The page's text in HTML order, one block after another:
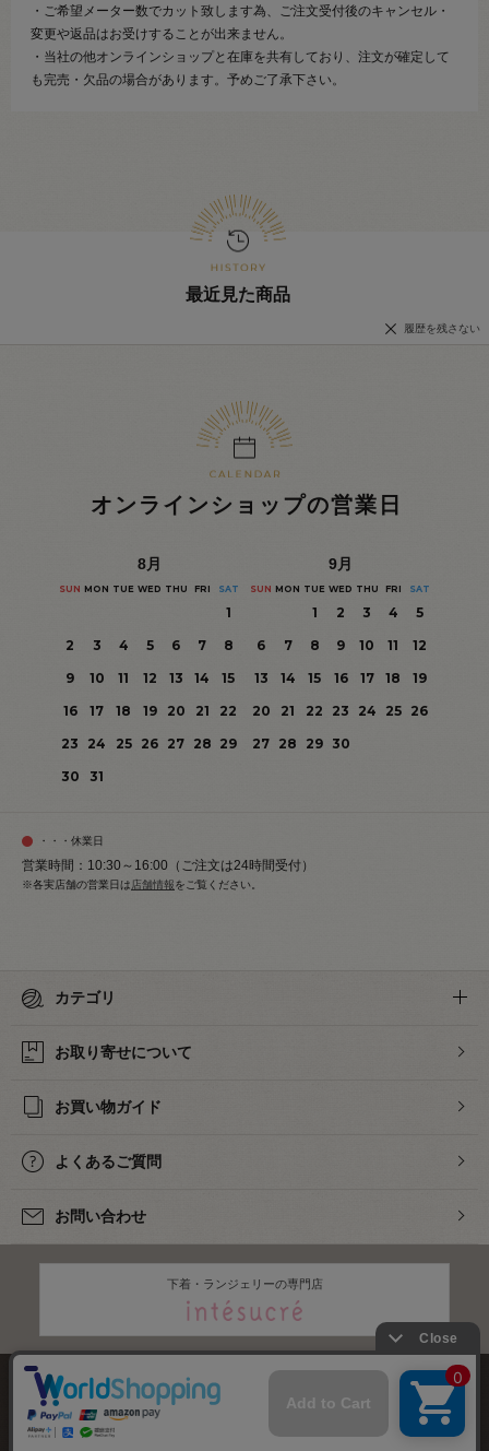
・ご希望メーター数でカット致します為、ご注文受付後のキャンセル・
変更や返品はお受けすることが出来ません。
・当社の他オンラインショップと在庫を共有しており、注文が確定して
も完売・欠品の場合があります。予めご了承下さい。
最近見た商品
履歴を残さない
オンラインショップの営業日
8月
SUN MON TUE WED THU FRI SAT
1
2
3 4 5 6 7
8
9
10 11 12 13 14
15
16
17 18 19 20 21
22
23
24 25 26 27 28 29
30
31
9月
SUN MON TUE WED THU FRI SAT
1 2 3 4
5
6
7 8 9 10 11
12
13
14 15 16 17 18
19
20
21 22 23 24 25
26
27 28 29 30
・・・休業日
営業時間：10:30～16:00（ご注文は24時間受付）
※各実店舗の営業日は 店舗情報をご覧ください。
カテゴリ
お取り寄せについて
お買い物ガイド
よくあるご質問
お問い合わせ
下着・ランジェリーの専門店
株式会社オカダヤ
特定商取引法に基づく表記 プライバシーポリシー サイトマップ